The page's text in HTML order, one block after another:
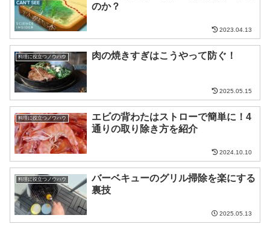
のか？
2023.04.13
料理に役立つノウハウ 肉の焼きすぎはこうやって防ぐ！
2025.05.15
料理に役立つノウハウ
エビの背わたはストローで簡単に！4
通りの取り除き方を紹介
2024.10.10
料理に役立つノウハウ
バーベキューのグリル掃除を楽にする
裏技
2025.05.13